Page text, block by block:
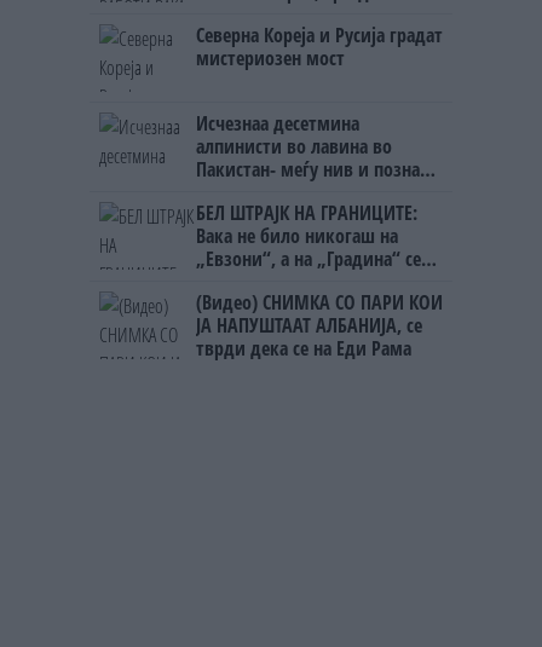
на бизнисменот Марковски
Северна Кореја и Русија градат
мистериозен мост
Исчезнаа десетмина
алпинисти во лавина во
Пакистан- меѓу нив и познат
БЕЛ ШТРАЈК НА ГРАНИЦИТЕ:
Вака не било никогаш на
„Евзони“, а на „Градина“ се
(Видео) СНИМКА СО ПАРИ КОИ
ЈА НАПУШТААТ АЛБАНИЈА, се
тврди дека се на Еди Рама